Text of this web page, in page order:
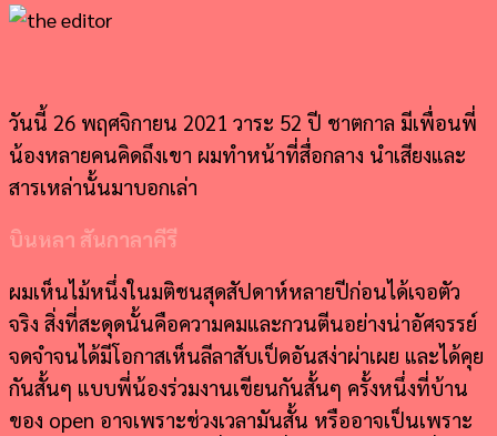
วันนี้ 26 พฤศจิกายน 2021 วาระ 52 ปี ชาตกาล มีเพื่อนพี่
น้องหลายคนคิดถึงเขา ผมทำหน้าที่สื่อกลาง นำเสียงและ
สารเหล่านั้นมาบอกเล่า
บินหลา สันกาลาคีรี
ผมเห็นไม้หนึ่งในมติชนสุดสัปดาห์หลายปีก่อนได้เจอตัว
จริง สิ่งที่สะดุดนั้นคือความคมและกวนตีนอย่างน่าอัศจรรย์
จดจำจนได้มีโอกาสเห็นลีลาสับเป็ดอันสง่าผ่าเผย และได้คุย
กันสั้นๆ แบบพี่น้องร่วมงานเขียนกันสั้นๆ ครั้งหนึ่งที่บ้าน
ของ open อาจเพราะช่วงเวลามันสั้น หรืออาจเป็นเพราะ